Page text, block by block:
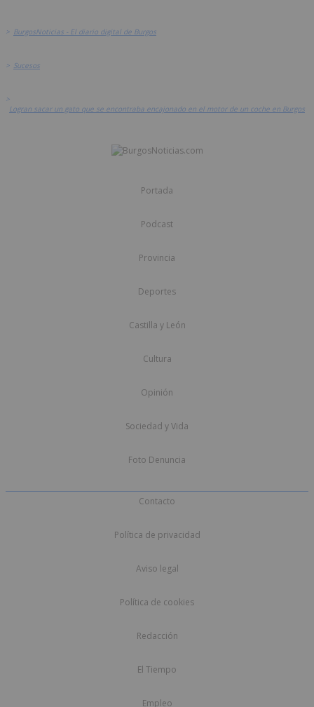
> BurgosNoticias - El diario digital de Burgos
> Sucesos
>
Logran sacar un gato que se encontraba encajonado en el motor de un coche en Burgos
Portada
Podcast
Provincia
Deportes
Castilla y León
Cultura
Opinión
Sociedad y Vida
Foto Denuncia
Contacto
Política de privacidad
Aviso legal
Política de cookies
Redacción
El Tiempo
Empleo